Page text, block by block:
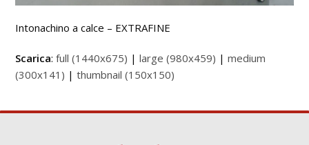
Intonachino a calce – EXTRAFINE
Scarica:full (1440x675) |large (980x459) |medium
(300x141) |thumbnail (150x150)